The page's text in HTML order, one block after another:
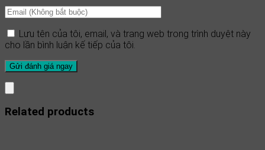
Lưu tên của tôi, email, và trang web trong trình duyệt này
cho lần bình luận kế tiếp của tôi.
Related products